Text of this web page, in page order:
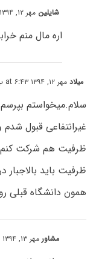
شایلین مهر ۱۲, ۱۳۹۴ at ۷:۱۰ ب٫ظ
اره مال منم
میلادمهر ۱۲, ۱۳۹۴ at ۶:۴۳ ب٫ظ
سلام.میخواستم
غیرانتفاعی قبول
ظرفیت هم شرکت کنم
ظرفیت باید بالاجبار
همون دانشگاه قبلی
مشاورمهر ۱۳, ۱۳۹۴ at ۰:۲۱ ق٫ظ